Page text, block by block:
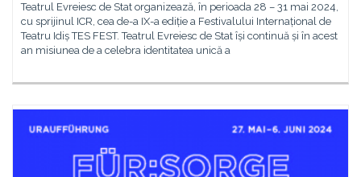
Teatrul Evreiesc de Stat organizează, în perioada 28 – 31 mai 2024,
cu sprijinul ICR, cea de-a IX-a ediție a Festivalului Internațional de
Teatru Idiș TES FEST. Teatrul Evreiesc de Stat își continuă și în acest
an misiunea de a celebra identitatea unică a